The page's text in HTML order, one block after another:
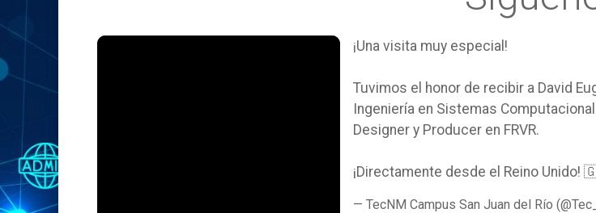
¡Una visita muy especial!
Tuvimos el honor de recibir a David
Ingeniería en Sistemas
Designer y Producer en FRVR.
¡Directamente desde el Reino
— TecNM Campus San Juan del Río